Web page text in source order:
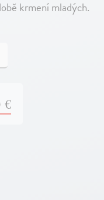
krmení mladých.
€